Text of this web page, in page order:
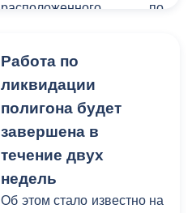
расположенного по
смогут заселиться 39
семей.
Строительство объекта
началось в 2015 году в
рамках федеральной
переселению граждан из
Работа по
ликвидации
полигона будет
завершена в
течение двух
недель
Об этом стало известно на